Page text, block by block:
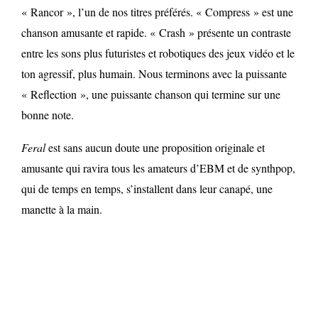
« Rancor », l’un de nos titres préférés. « Compress » est une
chanson amusante et rapide. « Crash » présente un contraste
entre les sons plus futuristes et robotiques des jeux vidéo et le
ton agressif, plus humain. Nous terminons avec la puissante
« Reflection », une puissante chanson qui termine sur une
bonne note.
Feralest sans aucun doute une proposition originale et
amusante qui ravira tous les amateurs d’EBM et de synthpop,
qui de temps en temps, s’installent dans leur canapé, une
manette à la main.